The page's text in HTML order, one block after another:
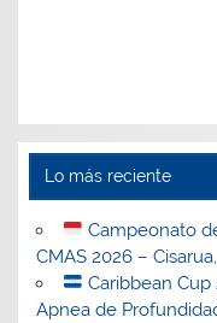
Lo más reciente
Campeonato
CMAS 2026 –
Caribbean
Apnea de